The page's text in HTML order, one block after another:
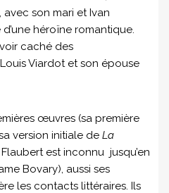
son mari et Ivan
héroïne romantique.
caché des
Viardot et son épouse
œuvres (sa première
version initiale de La
Flaubert est inconnu jusqu’en
Bovary), aussi ses
les contacts littéraires. Ils